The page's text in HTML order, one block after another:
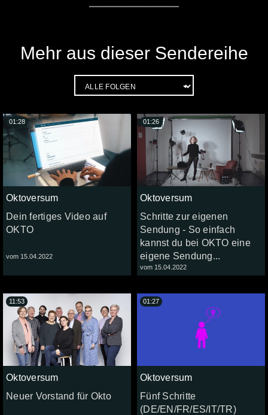
Mehr aus dieser Sendereihe
Oktoversum
Dein fertiges Video auf
OKTO
vom 15.04.2022
01:28
Oktoversum
Schritte zur eigenen
Sendung - So einfach
kannst du bei OKTO eine
eigene Sendung...
vom 15.04.2022
01:26
Oktoversum
Neuer Vorstand für Okto
11:53
Oktoversum
Fünf Schritte
(DE/EN/FR/ES/IT/TR)
01:27